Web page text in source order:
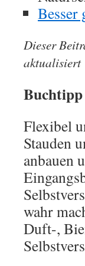
Besser
Dieser
aktualisiert
Buchtipp
Flexibel
Stauden
anbauen
wahr
Duft-,